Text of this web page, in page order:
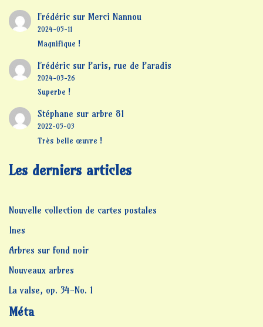
Frédéricsur Merci Nannou
2024-05-11
Magnifique !
Frédéricsur Paris, rue de Paradis
2024-03-26
Superbe !
Stéphane sur arbre 81
2022-05-03
Très belle œuvre !
Les derniers articles
Nouvelle collection de cartes postales
Ines
Arbres sur fond noir
Nouveaux arbres
La valse, op. 34-No. 1
Méta